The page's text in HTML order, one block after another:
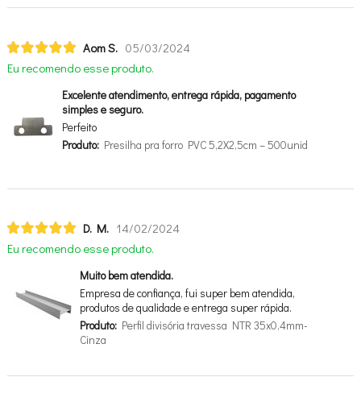
Aom S. 05/03/2024
Eu recomendo esse produto.
Excelente atendimento, entrega rápida, pagamento
simples e seguro.
Perfeito
Produto:Presilha pra forro PVC 5,2X2,5cm – 500unid
D. M. 14/02/2024
Eu recomendo esse produto.
Muito bem atendida.
Empresa de confiança, fui super bem atendida,
produtos de qualidade e entrega super rápida.
Produto:Perfil divisória travessa NTR 35x0,4mm-
Cinza